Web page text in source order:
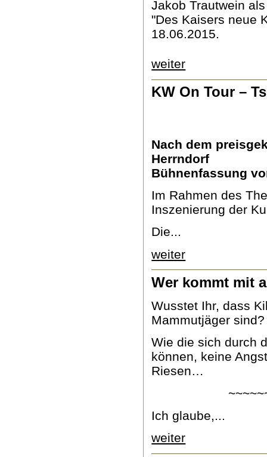
Jakob Trautwein
"Des Kaisers neue
18.06.2015.
weiter
KW On Tour –
Nach dem
Herrndorf
Bühnenfassung
Im Rahmen des
Inszenierung der
Die...
weiter
Wer kommt mit
Wusstet Ihr, dass
Mammutjäger sind?
Wie die sich durch
können, keine
Riesen…
Ich glaube,...
weiter